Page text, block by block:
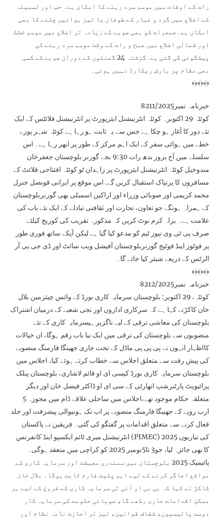
رات کے اوقات میں موسم سرد رہنے کا امکان ہے۔ حب اور لسبیلہ
کے اضلاع میں گرد و غبار کے طوفان یا تیز ہوائیں چلنے کا بھی
امکان ہے۔جمعرات کو بھی صوبے کے زیادہ تر اضلاع میں موسم خشک
اور شمالی اضلاع میں صبح و رات کے وقت موسم سرد رہنے کی
پیشگوئی کی گئی ہے۔گزشتہ 24 گھنٹوں کے دوران صوبے کے کسی
بھی مقام پر بارش ریکارڈ نہیں ہوئی۔
﴾﴿﴾﴿﴾﴿
خبرنامہ نمبر8211/2025
کوئٹہ 29 اکتوبر۔ کوئٹہ انٹرنیشنل ایئرپورٹ پر انٹرنیشنل فلائٹس کے ایک
نئے دور کا آغاز ہو چکا ہے جس سے یہ ثابت ہو رہا ہے کوئٹہ شہر پورے
خطے میں ہوائی سفر کے ایک اہم مرکز کے طور پر ابھر رہا ہے۔ اس
سلسلے میں آج بروز بدھ رات 9:30 بجے گورنر بلوچستان جعفرخان
مندوخیل کوئٹہ انٹرنیشنل ایئرپورٹ پر زاہدان ٹو کوئٹہ افتتاحی فلائٹ کے
مسافروں کا پرتپاک استقبال کریں گے. اس موقع پر ایرانی قونصل جنرل
محمد کریمی اور صوبائی وزراء اور اراکین اسمبلی بھی گورنربلوچستان
کے ہمراہ ہونگے جو تعاون، تجارت اور ثقافتی تبادلے کے ایک نئے باب کی
علامت ہے۔ براہ کرم نوٹ کریں کہ مذکورہ تقریب کی کوریج کیلئے
صرف پی ٹی وی نیوز ٹیم کو مدعو کیا گیا ہے لیکن آپکے ساتھ فوری طور
پر فوٹوز اینڈ فوٹیج گورنربلوچستان آفیشل ویب سائٹ اور ڈی جی پی آر
الرٹس کے ذریعے شیئر کیا جائے گا۔
﴾﴿﴾﴿﴾﴿
خبرنامہ نمبر8212/2025
کوئٹہ، 29 اکتوبر: بلوچستان سرمایہ کاری بورڈ کے وائس چیئرمین بلال
خان کاکڑنے کہا ہے کہ سرکاری اداروں اور نجی شعبے کے درمیان اشتراک
بلوچستان کی معاشی ترقی کے لیے ناگزیر ہیسرمایہ کاری کے نئے
منصوبوں سے بلوچستان کی ترقی میں ایک نیا باب رقم ہوگا، ان خیالات
کااظہار انہوں نے پی پی پی ماڈل کے تحت جاری جھینگا فارمنگ منصوبے
کی پیش رفت سے متعلق اجلاس سے خطاب کرتے ہوئے کیا، اجلاس میں
بلوچستان سرمایہ کاری بورڈ کیسی ای او قائم لاشاری، بلوچستان پبلک
پرائیویٹ پارٹنرشپ اتھارٹی کے سی ای او ڈاکٹر فیصل خان اور دیگر
متعلقہ حکام موجود تھے،اجلاس میں ساحلی علاقے ڈام میں مجوزہ 5
ارب روپے کے جھنیگا فارمنگ منصوبے پر اب تک ہونیوالی پیشرفت اور جلد
فعال کرنے سے متعلق اقدامات پر گفتگو کی گئی۔ فریقین نے پاکستان
انٹرنیشنل میری ٹائم ایکسپو اینڈ کانفرنس (PIMEC) 2025 کی تیاریوں
کا بھی جائزہ لیا، جو3 تا5نومبر 2025 کو کراچی میں منعقد ہوگی۔
پائیمیک 2025 بلوچستان میں سمندری معیشت اور سرمایہ کاری کے
مواقع اجاگر کرنے کے لیے اہم پلیٹ فارم ثابت ہوگا۔ بلال خان
کاکڑ نے کہا کہ بی بی او آئی ٹی سرمایہ کاری کے فروغ کے لیے ہر
ممکن اقدامات جاری رکھے گا، صوبائی حکومت کی سرمایہ کار
دوست پالیسیوں، شفاف قوانین، تیز تر اجازت نامہ نظام اور